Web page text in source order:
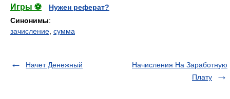
Игры ⚽
Нужен реферат?
Синонимы:
зачисление сумма
Начет Денежный
Начисления На Заработную
Плату